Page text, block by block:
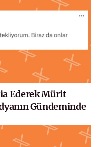
Ederek Mürit
Gündeminde